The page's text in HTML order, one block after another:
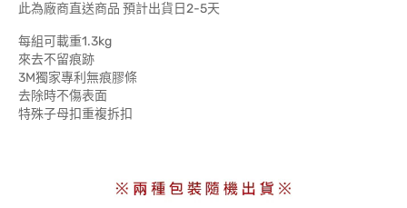
此為廠商直送商品 預計出貨日2-5天
每組可載重1.3kg
來去不留痕跡
3M獨家專利無痕膠條
去除時不傷表面
特殊子母扣重複拆扣